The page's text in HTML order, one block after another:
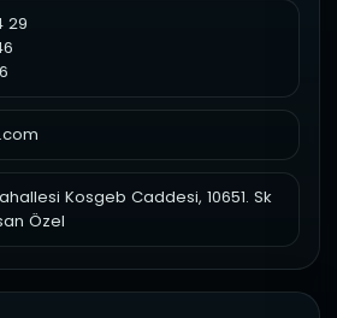
29
Kosgeb Caddesi, 10651. Sk
Özel